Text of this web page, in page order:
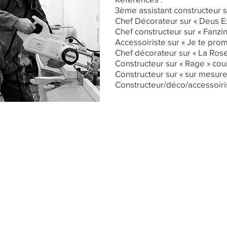
3ème assistant constructeur
Chef Décorateur sur « Deus
Chef constructeur sur «
Accessoiriste sur « Je te
Chef décorateur sur « La
Constructeur sur « Rage »
Constructeur sur « sur
Constructeur/déco/